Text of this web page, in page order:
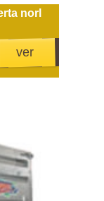
norl
ver